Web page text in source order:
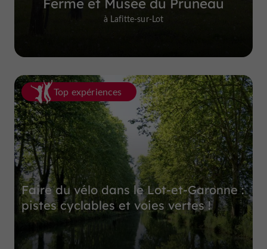
Ferme et Musée du Pruneau
à Lafitte-sur-Lot
Top expériences
Faire du vélo dans le Lot-et-Garonne :
pistes cyclables et voies vertes !